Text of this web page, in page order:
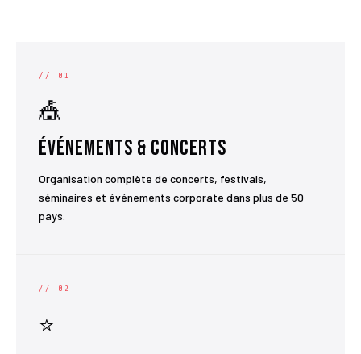
// 01
🎪
Événements & Concerts
Organisation complète de concerts, festivals,
séminaires et événements corporate dans plus de 50
pays.
// 02
⭐